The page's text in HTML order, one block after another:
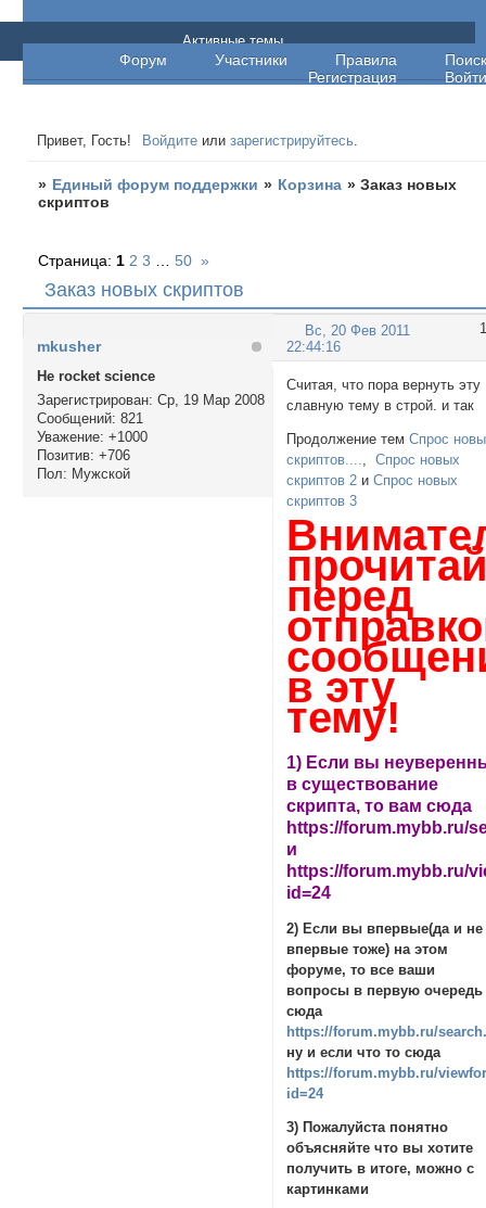
Единый форум поддержки
Форум Участники Правила
Поиск
Регистрация
Войти
Активные темы
Привет, Гость! Войдите илизарегистрируйтесь.
» Единый форум поддержки » Корзина »Заказ новых
скриптов
Заказ новых скриптов
Страница: 1 2 3 50 »
1
Вс, 20 Фев 2011
22:44:16
mkusher
Не rocket science
Зарегистрирован: Ср, 19 Мар 2008
Сообщений: 821
Уважение: +1000
Позитив: +706
Пол: Мужской
Считая, что пора вернуть эту
славную тему в строй. и так
Продолжение темСпрос
скриптов....,Спрос новых
скриптов 2 иСпрос новых
скриптов 3
перед
в эту
тему!
1) Если вы
в существование
скрипта, то вам сюда
https://forum.mybb.ru/
и
https://forum.mybb.ru/
id=24
2) Если вы впервые(да и не
впервые тоже) на этом
форуме, то все ваши
вопросы в первую очередь
сюда
https://forum.mybb.ru/
ну и если что то сюда
https://forum.mybb.ru/
id=24
3) Пожалуйста понятно
объясняйте что вы хотите
получить в итоге, можно с
картинками